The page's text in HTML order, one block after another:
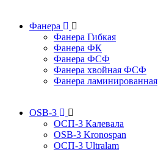
Фанера
Фанера Гибкая
Фанера ФК
Фанера ФСФ
Фанера хвойная ФСФ
Фанера ламинированная
OSB-3
ОСП-3 Калевала
OSB-3 Kronospan
ОСП-3 Ultralam